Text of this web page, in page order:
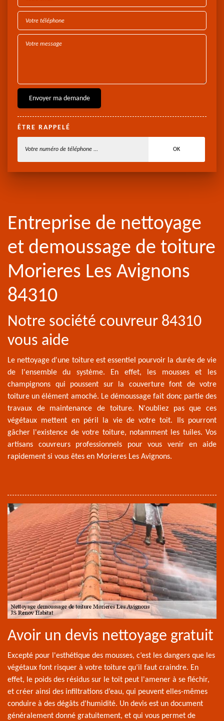
ÊTRE RAPPELÉ
Entreprise de nettoyage
et demoussage de toiture
Morieres Les Avignons
84310
Notre société couvreur 84310
vous aide
Le nettoyage d'une toiture est essentiel pourvoir la durée de vie
de l'ensemble du système. En effet, les mousses et les
champignons qui poussent sur la couverture font de votre
toiture un élément amoché. Le démoussage fait donc partie des
travaux de maintenance de toiture. N'oubliez pas que ces
végétaux mettent en péril la vie de votre toit. Ils pourront
gâcher l'existence de votre toiture, notamment les tuiles. Vos
artisans couvreurs professionnels pour vous venir en aide
rapidement si vous êtes en Morieres Les Avignons.
Avoir un devis nettoyage gratuit
Excepté pour l'esthétique des mousses, c’est les dangers que les
végétaux font risquer à votre toiture qu’il faut craindre. En
effet, le poids des résidus sur le toit peut l'amener à se fléchir,
et créer ainsi des infiltrations d’eau, qui peuvent elles-mêmes
conduire à des dégâts d'humidité. Un devis est un document
généralement donné gratuitement, et qui vous permet de